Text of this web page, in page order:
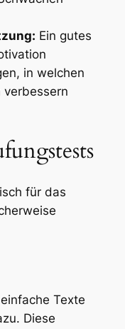
Ein gutes
in welchen
verbessern
für das
Texte
Diese